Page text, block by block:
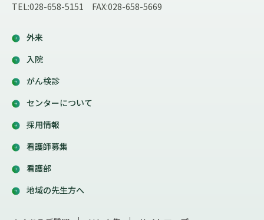
TEL:028-658-5151 FAX:028-658-5669
外来
入院
がん検診
センターについて
採用情報
看護師募集
看護部
地域の先生方へ